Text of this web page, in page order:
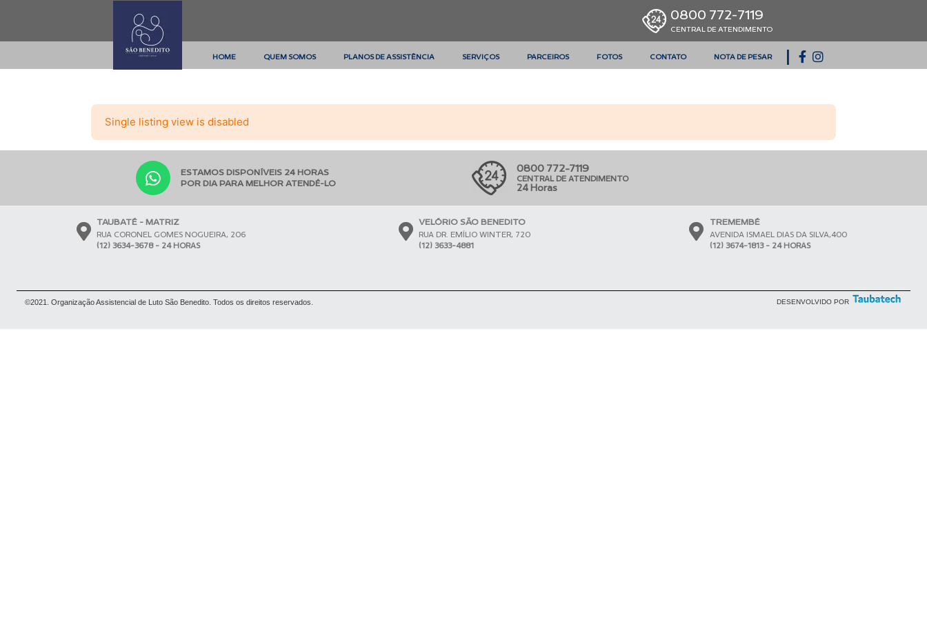
0800 772-7119
CENTRAL DE ATENDIMENTO
HOME QUEM SOMOS PLANOS DE ASSISTÊNCIA SERVIÇOS PARCEIROS FOTOS CONTATO NOTA DE PESAR |
Single listing view is disabled
ESTAMOS DISPONÍVEIS 24 HORAS
POR DIA PARA MELHOR ATENDÊ-LO
0800 772-7119
CENTRAL DE ATENDIMENTO
24 Horas
TAUBATÉ - MATRIZ
RUA CORONEL GOMES NOGUEIRA, 206
(12) 3634-3678 - 24 HORAS
VELÓRIO SÃO BENEDITO
RUA DR. EMÍLIO WINTER, 720
(12) 3633-4881
TREMEMBÉ
AVENIDA ISMAEL DIAS DA SILVA,400
(12) 3674-1813 - 24 HORAS
©2021. Organização Assistencial de Luto São Benedito. Todos os direitos reservados. DESENVOLVIDO POR